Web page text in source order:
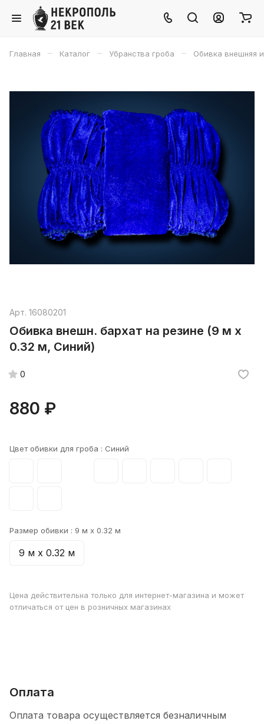
Главная – Каталог – Убранства гроба – Обивка внешняя и
Арт. 16080201
Обивка внешн. бархат на резине (9 м х
0.32 м, Синий)
0
880 ₽
Цвет обивки для гроба : Синий
Размер обивки : 9 м х 0.32 м
9 м х 0.32 м
Цена действительна только для интернет-магазина и может
отличаться от цен в розничных магазинах
Оплата
Оплата товара осуществляется безналичным